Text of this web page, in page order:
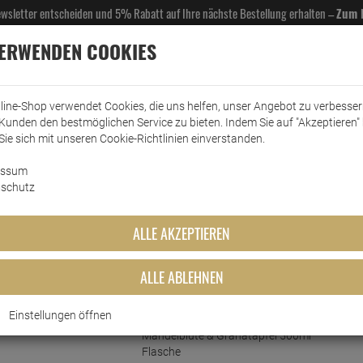
entscheiden und 5% Rabatt auf Ihre nächste Bestellung erhalten –Zum
& GASTROBEDARF DROGERIE KÜCHE & HAUSHALT KFZ
& Granatapfel 500ml
Kurzbeschreibung
Mandelblüte & Granatapfel 500ml
Flasche
COOKIES
Shop verwendet Cookies, die uns helfen, unser Angebot zu
den bestmöglichen Service zu bieten. Indem Sie auf "Akzeptieren"
sich mit unseren Cookie-Richtlinien einverstanden.
ALLE AKZEPTIEREN
ALLE ABLEHNEN
Einstellungen öffnen